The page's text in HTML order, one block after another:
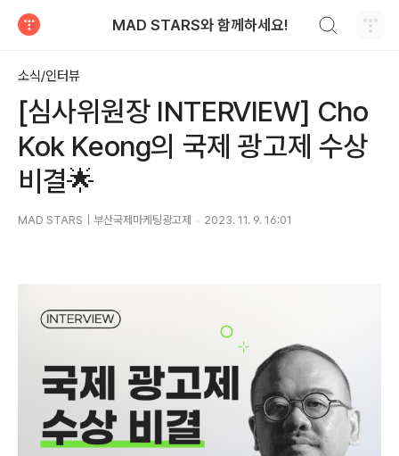
MAD STARS와 함께하세요!
소식/인터뷰
[심사위원장 INTERVIEW] Cho
Kok Keong의 국제 광고제 수상
비결🌟
MAD STARS｜부산국제마케팅광고제 2023. 11. 9. 16:01